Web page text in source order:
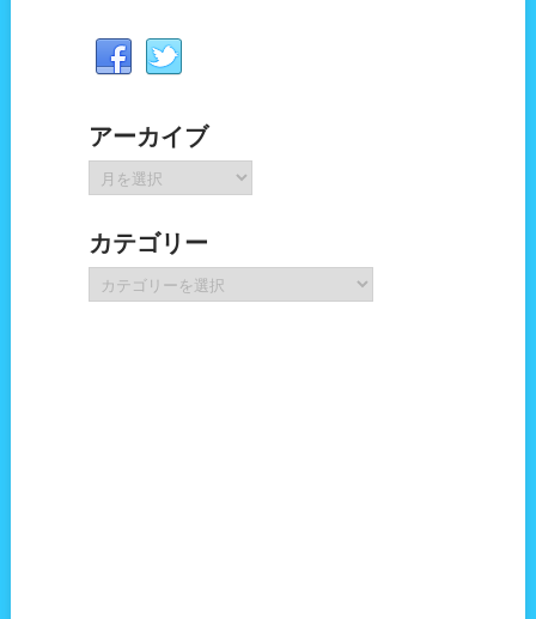
アーカイブ
ー
イ
ブ
カテゴリー
テ